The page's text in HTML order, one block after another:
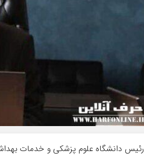
رئیس دانشگاه علوم پزشکی و خدمات